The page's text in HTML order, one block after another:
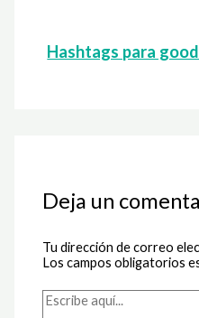
Hashtags para
Deja un
Tu dirección de correo
Los campos obligatorios
Escribe